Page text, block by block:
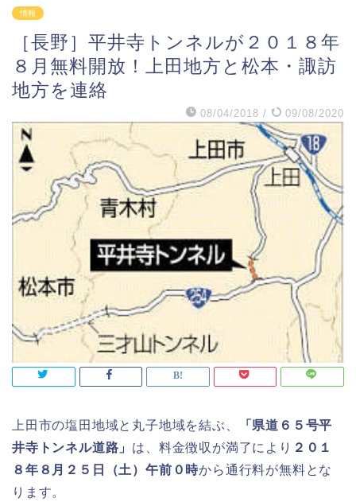
情報
［長野］平井寺トンネルが２０１８年
８月無料開放！上田地方と松本・諏訪
地方を連絡
08/04/2018 / 09/08/2020
上田市の塩田地域と丸子地域を結ぶ、
「県道６５号平
井寺トンネル道路」 は、料金徴収が満了により ２０１
８年８月２５日（土）午前０時から通行料が無料とな
ります。